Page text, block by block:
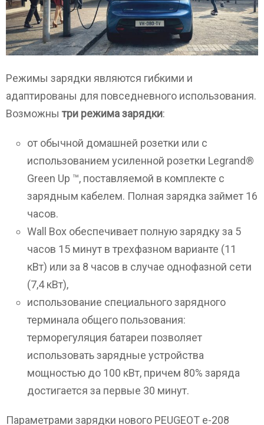
Режимы зарядки являются гибкими и
адаптированы для повседневного использования.
Возможны три режима зарядки:
от обычной домашней розетки или с
использованием усиленной розетки Legrand®
Green Up ™, поставляемой в комплекте с
зарядным кабелем. Полная зарядка займет 16
часов.
Wall Box обеспечивает полную зарядку за 5
часов 15 минут в трехфазном варианте (11
кВт) или за 8 часов в случае однофазной сети
(7,4 кВт),
использование специального зарядного
терминала общего пользования:
терморегуляция батареи позволяет
использовать зарядные устройства
мощностью до 100 кВт, причем 80% заряда
достигается за первые 30 минут.
Параметрами зарядки нового PEUGEOT e-208